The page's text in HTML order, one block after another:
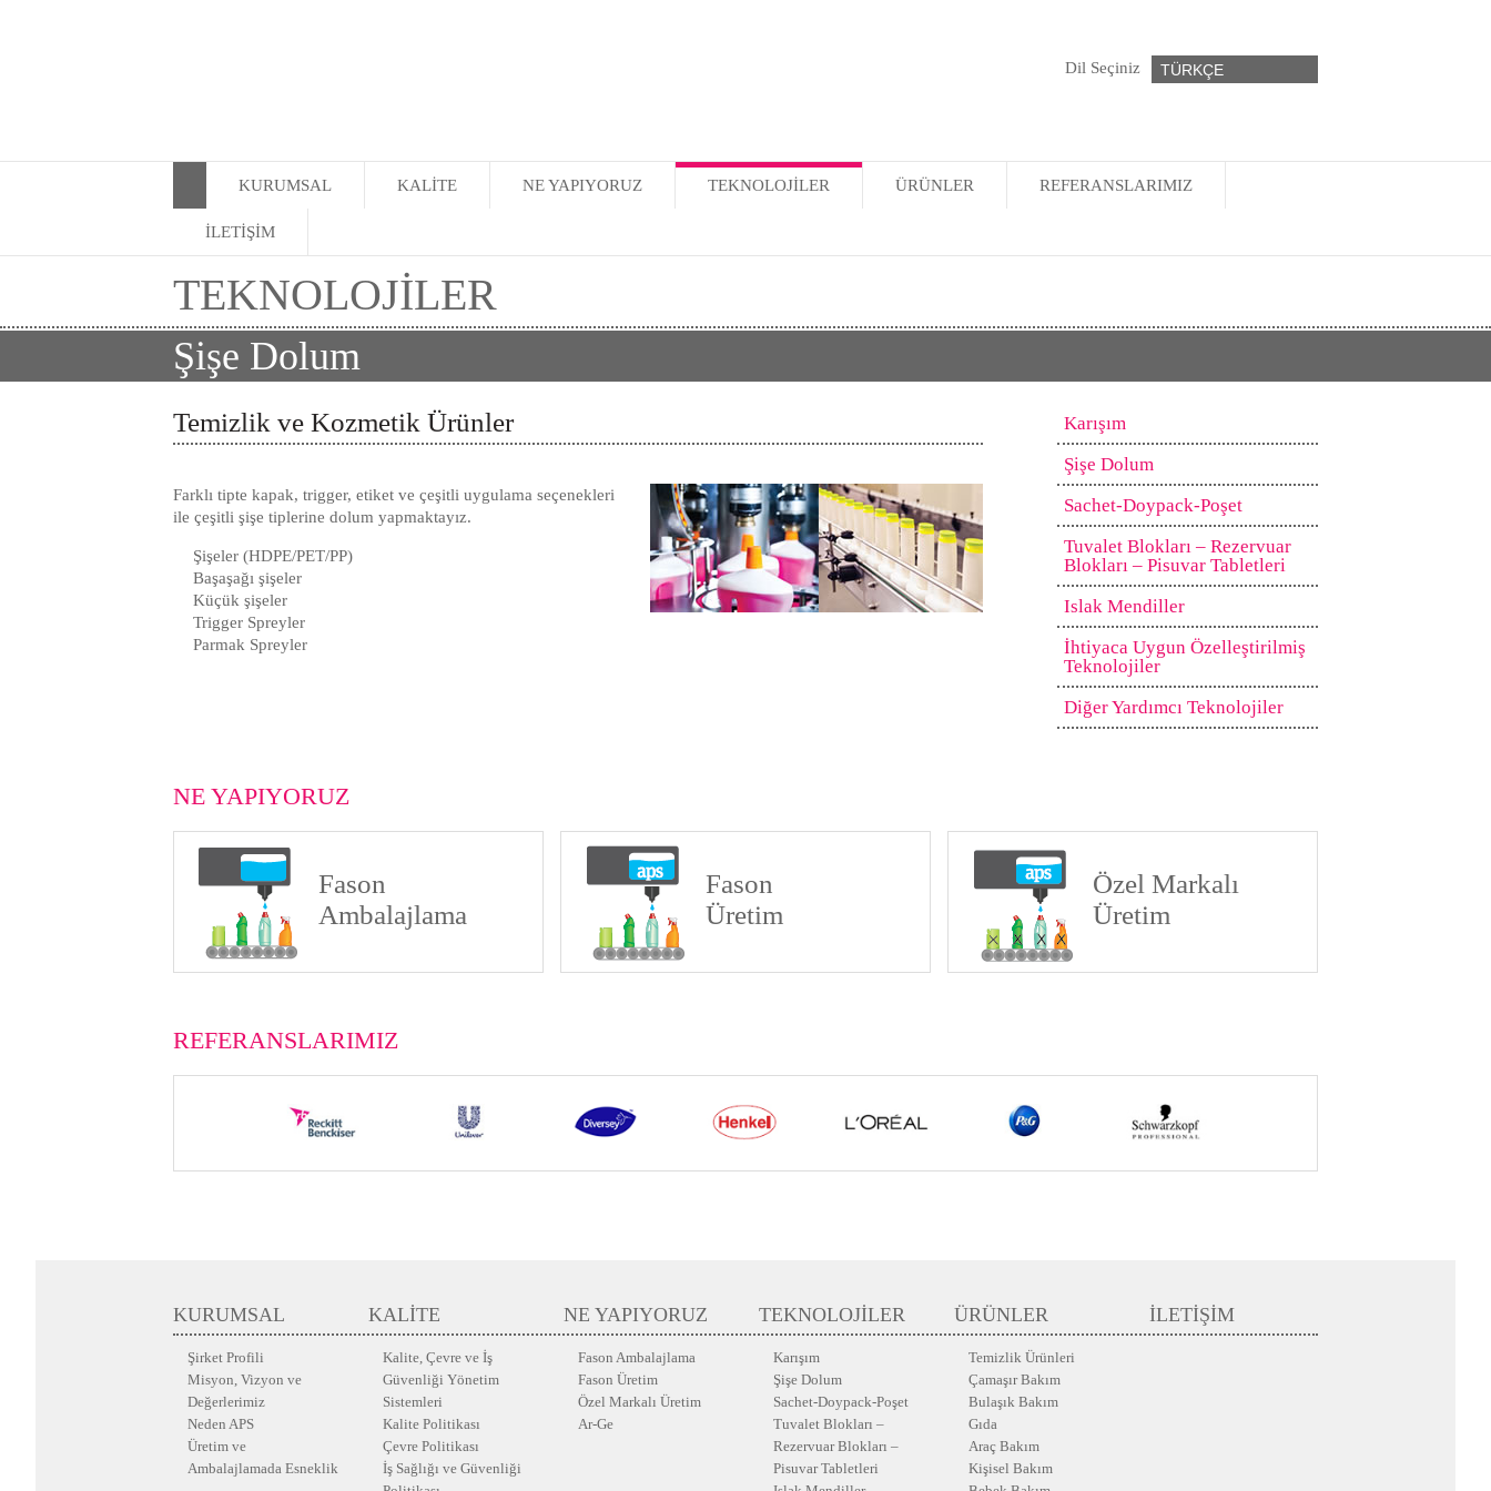
Dil Seçiniz TÜRKÇE
KURUMSAL KALİTE NE YAPIYORUZ TEKNOLOJİLER ÜRÜNLER REFERANSLARIMIZ
İLETİŞİM
TEKNOLOJİLER
Şişe Dolum
Temizlik ve Kozmetik Ürünler
Farklı tipte kapak, trigger, etiket ve çeşitli uygulama seçenekleri
ile çeşitli şişe tiplerine dolum yapmaktayız.
Şişeler (HDPE/PET/PP)
Başaşağı şişeler
Küçük şişeler
Trigger Spreyler
Parmak Spreyler
Karışım
Şişe Dolum
Sachet-Doypack-Poşet
Tuvalet Blokları – Rezervuar
Blokları – Pisuvar Tabletleri
Islak Mendiller
İhtiyaca Uygun Özelleştirilmiş
Teknolojiler
Diğer Yardımcı Teknolojiler
NE YAPIYORUZ
Fason
Ambalajlama
Fason
Üretim
Özel Markalı
Üretim
REFERANSLARIMIZ
KURUMSAL
Şirket Profili
Misyon, Vizyon ve
Değerlerimiz
Neden APS
Üretim ve
Ambalajlamada Esneklik
KALİTE
Kalite, Çevre ve İş
Güvenliği Yönetim
Sistemleri
Kalite Politikası
Çevre Politikası
İş Sağlığı ve Güvenliği
NE YAPIYORUZ
Fason Ambalajlama
Fason Üretim
Özel Markalı Üretim
Ar-Ge
TEKNOLOJİLER
Karışım
Şişe Dolum
Sachet-Doypack-Poşet
Tuvalet Blokları –
Rezervuar Blokları –
Pisuvar Tabletleri
ÜRÜNLER
Temizlik Ürünleri
Çamaşır Bakım
Bulaşık Bakım
Gıda
Araç Bakım
Kişisel Bakım
İLETİŞİM